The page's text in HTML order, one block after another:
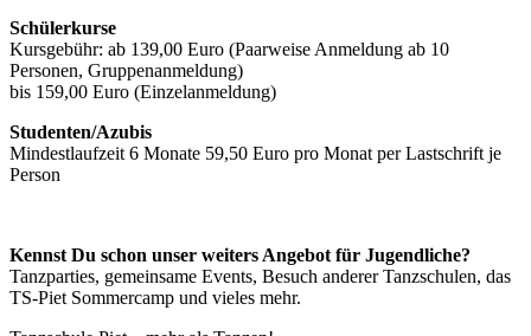
Schülerkurse
Kursgebühr: ab 139,00 Euro (Paarweise Anmeldung ab 10
Personen, Gruppenanmeldung)
bis 159,00 Euro (Einzelanmeldung)
Studenten/Azubis
Mindestlaufzeit 6 Monate 59,50 Euro pro Monat per Lastschrift je
Person
Kennst Du schon unser weiters Angebot für Jugendliche?
Tanzparties, gemeinsame Events, Besuch anderer Tanzschulen, das
TS-Piet Sommercamp und vieles mehr.